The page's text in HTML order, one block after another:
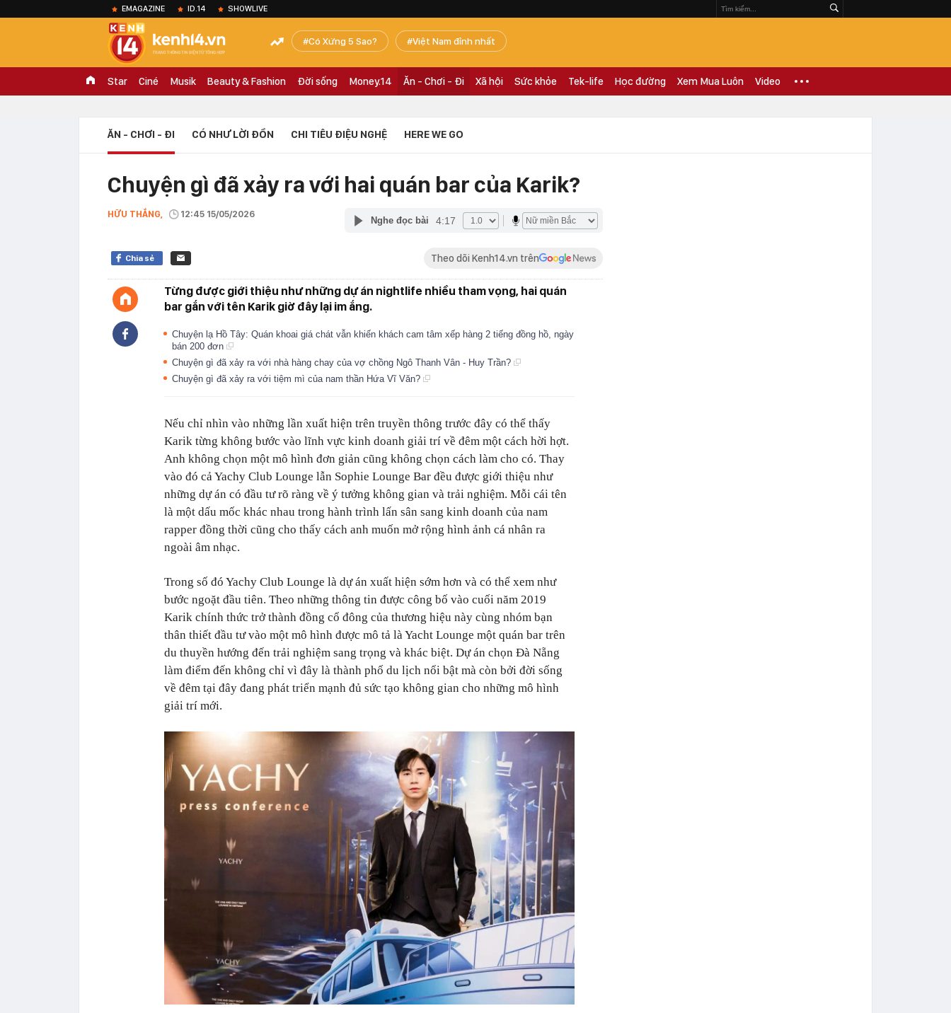
EMAGAZINE ID.14 SHOWLIVE
Có Xứng 5 Sao? Việt Nam đỉnh nhất
Star Ciné Musik Beauty & Fashion Đời sống Money.14 Ăn - Chơi - Đi Xã hội Sức khỏe Tek-life Học đường Xem Mua Luôn Video
ĂN - CHƠI - ĐI CÓ NHƯ LỜI ĐỒN CHI TIÊU ĐIỆU NGHỆ HERE WE GO
Chuyện gì đã xảy ra với hai quán bar của Karik?
HỮU THẮNG, 12:45 15/05/2026
Nghe đọc bài 4:17
Chia sẻ Theo dõi Kenh14.vn trên
Từng được giới thiệu như những dự án nightlife nhiều tham vọng, hai quán
bar gắn với tên Karik giờ đây lại im ắng.
Chuyện lạ Hồ Tây: Quán khoai giá chát vẫn khiến khách cam tâm xếp hàng 2 tiếng đồng hồ, ngày
bán 200 đơn
Chuyện gì đã xảy ra với nhà hàng chay của vợ chồng Ngô Thanh Vân - Huy Trần?
Chuyện gì đã xảy ra với tiệm mì của nam thần Hứa Vĩ Văn?
Nếu chỉ nhìn vào những lần xuất hiện trên truyền thông trước đây có thể thấy
Karik từng không bước vào lĩnh vực kinh doanh giải trí về đêm một cách hời hợt.
Anh không chọn một mô hình đơn giản cũng không chọn cách làm cho có. Thay
vào đó cả Yachy Club Lounge lẫn Sophie Lounge Bar đều được giới thiệu như
những dự án có đầu tư rõ ràng về ý tưởng không gian và trải nghiệm. Mỗi cái tên
là một dấu mốc khác nhau trong hành trình lấn sân sang kinh doanh của nam
rapper đồng thời cũng cho thấy cách anh muốn mở rộng hình ảnh cá nhân ra
ngoài âm nhạc.
Trong số đó Yachy Club Lounge là dự án xuất hiện sớm hơn và có thể xem như
bước ngoặt đầu tiên. Theo những thông tin được công bố vào cuối năm 2019
Karik chính thức trở thành đồng cổ đông của thương hiệu này cùng nhóm bạn
thân thiết đầu tư vào một mô hình được mô tả là Yacht Lounge một quán bar trên
du thuyền hướng đến trải nghiệm sang trọng và khác biệt. Dự án chọn Đà Nẵng
làm điểm đến không chỉ vì đây là thành phố du lịch nổi bật mà còn bởi đời sống
về đêm tại đây đang phát triển mạnh đủ sức tạo không gian cho những mô hình
giải trí mới.